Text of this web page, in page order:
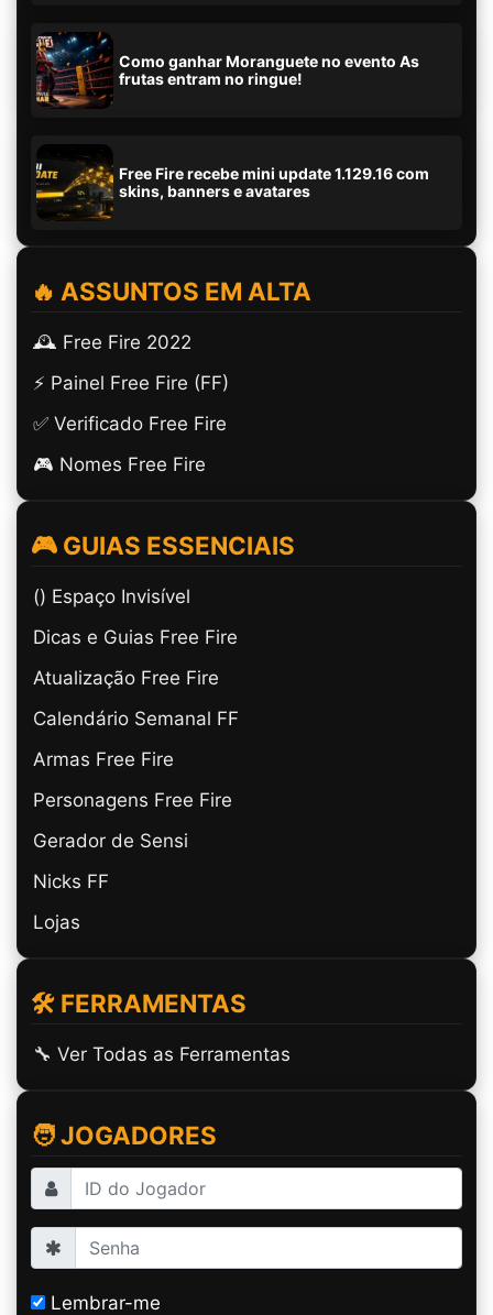
Como ganhar Moranguete no evento As
frutas entram no ringue!
Free Fire recebe mini update 1.129.16 com
skins, banners e avatares
🔥 ASSUNTOS EM ALTA
🕰️ Free Fire 2022
⚡ Painel Free Fire (FF)
✅ Verificado Free Fire
🎮 Nomes Free Fire
🎮 GUIAS ESSENCIAIS
(ㅤ) Espaço Invisível
Dicas e Guias Free Fire
Atualização Free Fire
Calendário Semanal FF
Armas Free Fire
Personagens Free Fire
Gerador de Sensi
Nicks FF
Lojas
🛠️ FERRAMENTAS
🔧 Ver Todas as Ferramentas
🧑 JOGADORES
Lembrar-me